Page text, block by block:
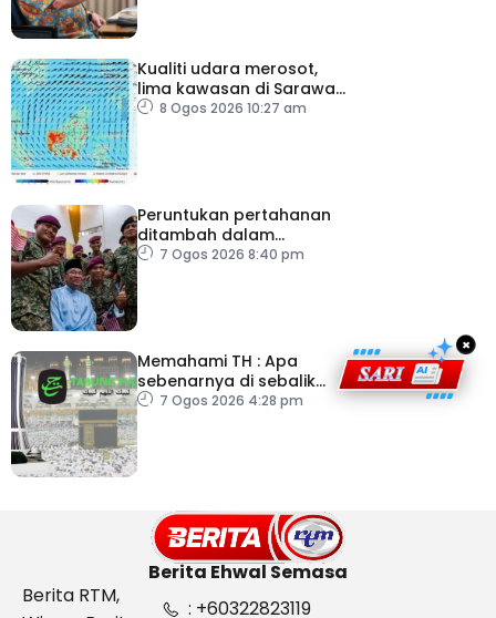
Kualiti udara merosot,
lima kawasan di Sarawak
catat IPU tidak sihat
8 Ogos 2026 10:27 am
Peruntukan pertahanan
ditambah dalam
Belanjawan 2027
7 Ogos 2026 8:40 pm
Memahami TH : Apa
sebenarnya di sebalik
angka
7 Ogos 2026 4:28 pm
×
Berita Ehwal Semasa
Berita RTM,
: +60322823119